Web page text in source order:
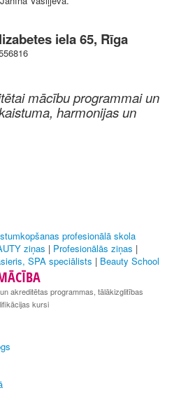
iela 65, Rīga
mācību programmai un
harmonijas un
profesionālā skola
ziņas | Profesionālās ziņas |
SPA speciālists | Beauty School
akreditētas programmas, tālākizglitības
kursi